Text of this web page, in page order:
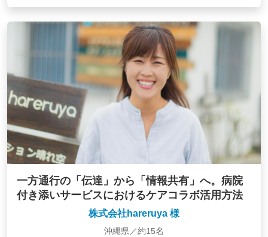
一方通行の「伝達」から「情報共有」へ。病院
付き添いサービスにおけるケアコラボ活用方法
株式会社hareruya 様
沖縄県／約15名